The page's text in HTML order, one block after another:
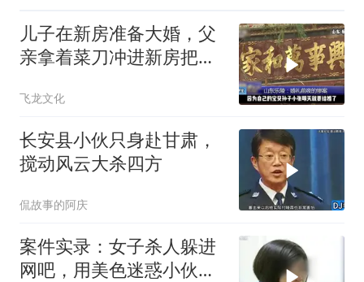
儿子在新房准备大婚，父
亲拿着菜刀冲进新房把儿
飞龙文化
长安县小伙只身赴甘肃，
搅动风云大杀四方
侃故事的阿庆
案件实录：女子杀人躲进
网吧，用美色迷惑小伙，